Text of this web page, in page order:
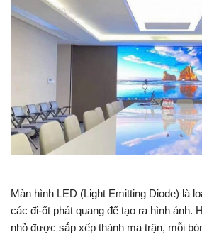
Màn hình LED (Light Emitting Diode) là
các đi-ốt phát quang để tạo ra hình ảnh.
nhỏ được sắp xếp thành ma trận, mỗi